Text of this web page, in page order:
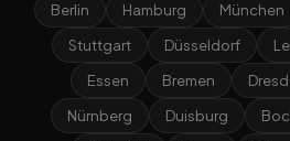
Berlin Hamburg München
Stuttgart
Düsseldorf
Essen
Bremen
Nürnberg
Duisburg